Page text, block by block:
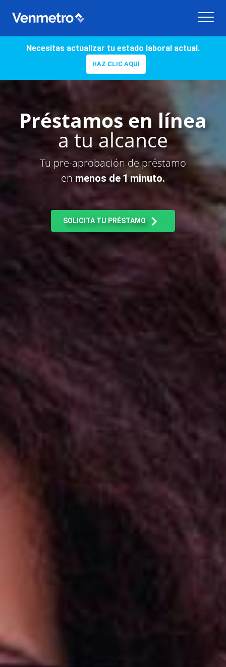
Necesitas actualizar tu estado laboral actual.
HAZ CLIC AQUÍ
Préstamos en línea
a tu alcance
Tu pre-aprobación de préstamo
en menos de 1 minuto.
SOLICITA TU PRÉSTAMO